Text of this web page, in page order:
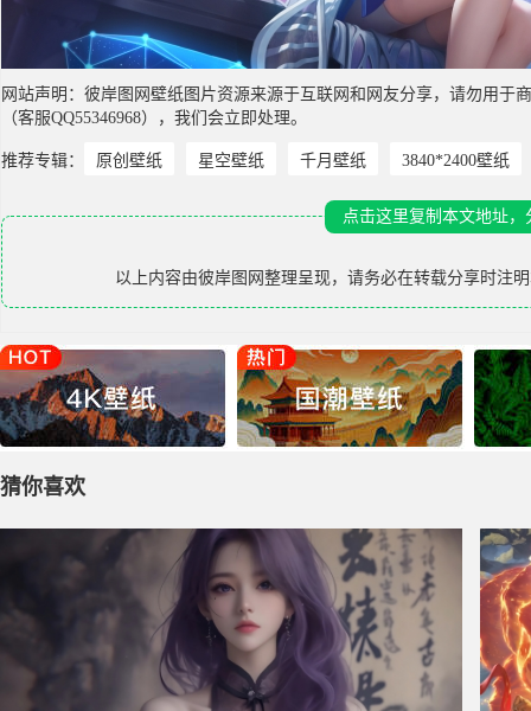
网站声明：彼岸图网壁纸图片资源来源于互联网和网友分享，请勿用
（客服QQ55346968），我们会立即处理。
推荐专辑： 原创壁纸 星空壁纸 千月壁纸 3840*2400壁纸
点击这里复制本文地址
以上内容由彼岸图网 整理呈现，请务必在转载分享时注
猜你喜欢